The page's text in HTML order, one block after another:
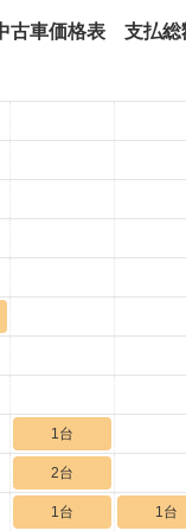
古車価格表 支払総
1台
2台
1台 1台